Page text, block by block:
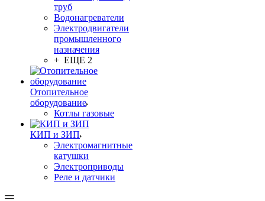
труб
Водонагреватели
Электродвигатели
промышленного
назначения
+ ЕЩЕ 2
Отопительное
оборудование
Котлы газовые
КИП и ЗИП
Электромагнитные
катушки
Электроприводы
Реле и датчики